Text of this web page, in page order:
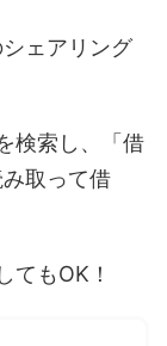
ェアリング
検索し、「借
取って借
てもOK！